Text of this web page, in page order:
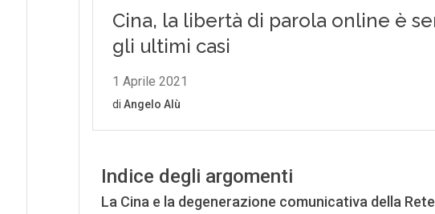
Indice degli argomenti
La Cina e la degenerazione comunicativa della Rete